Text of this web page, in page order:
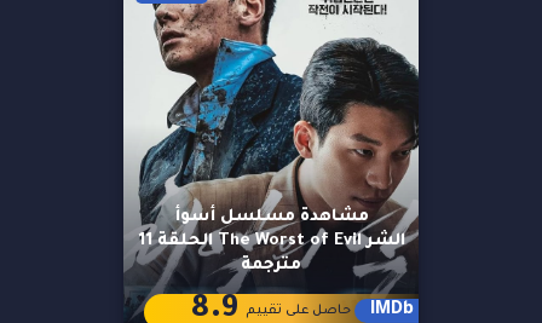
مشاهدة مسلسل أسوأ
الشر The Worst of Evil الحلقة 11
مترجمة
IMDb حاصل على تقييم 8.9